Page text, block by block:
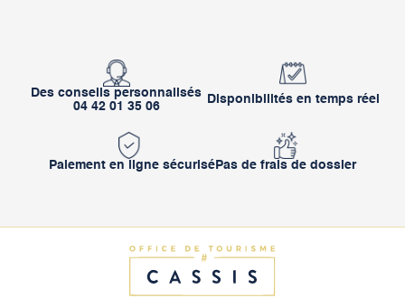
Des conseils personnalisés
04 42 01 35 06
Disponibilités en temps réel
Paiement en ligne sécurisé Pas de frais de dossier